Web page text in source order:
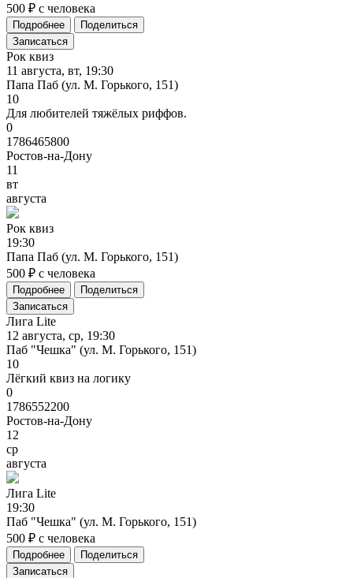
500 ₽ с человека
Подробнее
Поделиться
Записаться
Рок квиз
11 августа, вт, 19:30
Папа Паб (ул. М. Горького, 151)
10
Для любителей тяжёлых риффов.
0
1786465800
Ростов-на-Дону
11
вт
августа
Рок квиз
19:30
Папа Паб (ул. М. Горького, 151)
500 ₽ с человека
Подробнее
Поделиться
Записаться
Лига Lite
12 августа, ср, 19:30
Паб "Чешка" (ул. М. Горького, 151)
10
Лёгкий квиз на логику
0
1786552200
Ростов-на-Дону
12
ср
августа
Лига Lite
19:30
Паб "Чешка" (ул. М. Горького, 151)
500 ₽ с человека
Подробнее
Поделиться
Записаться